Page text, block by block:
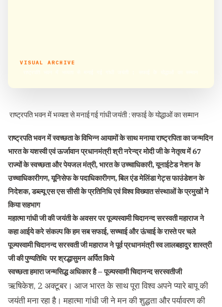
VISUAL ARCHIVE
राष्ट्रपति भवन में भव्यता से मनाई गई गांधी जयंती : सफाई के योद्धाओं का सम्मान
राष्ट्रपति भवन में स्वच्छता के विभिन्न आयामों के साथ मनाया राष्ट्रपिता का जन्मदिन
भारत के यशस्वी एवं ऊर्जावान प्रधानमंत्री श्री नरेन्द्र मोदी जी के नेतृत्व में 67
राज्यों के स्वच्छता और पेयजल मंत्री, भारत के उच्चाधिकारी, यूनाईटेड नेशन के
उच्चाधिकारीगण, यूनिसेफ के पदाधिकारीगण, बिल एंड मेलिंडा गेट्स फाउंडेशन के
निदेशक, डब्ल्यू एस एस सीसी के प्रतिनिधि एवं विश्व विख्यात संस्थाओं के प्रमुखों ने
किया सहभाग
महात्मा गांधी जी की जयंती के अवसर पर पूज्यस्वामी चिदानन्द सरस्वती महाराज ने
कहा आईये करे संकल्प कि हम सब सफाई, सच्चाई और ऊंचाई के रास्ते पर चले
पूज्यस्वामी चिदानन्द सरस्वती जी महाराज ने पूर्व प्रधानमंत्री स्व लालबहादुर शास्त्री
जी की पुण्यतिथि पर श्रद्धासुमन अर्पित किये
स्वच्छता हमारा जन्मसिद्ध अधिकार है – पूज्यस्वामी चिदानन्द सरस्वतीजी
ऋषिकेश, 2 अक्टूबर। आज भारत के साथ पूरा विश्व अपने प्यारे बापू की
जयंती मना रहा है। महात्मा गांधी जी ने मन की शुद्धता और पर्यावरण की